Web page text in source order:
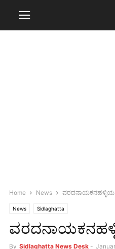
Home News ವರದನಾಯಕನಹಳ್ಳಿಯ
News Sidlaghatta
By Sidlaghatta News Desk -